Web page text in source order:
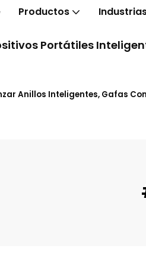
Productos
Portátiles
Anillos Inteligentes, Gafas Con